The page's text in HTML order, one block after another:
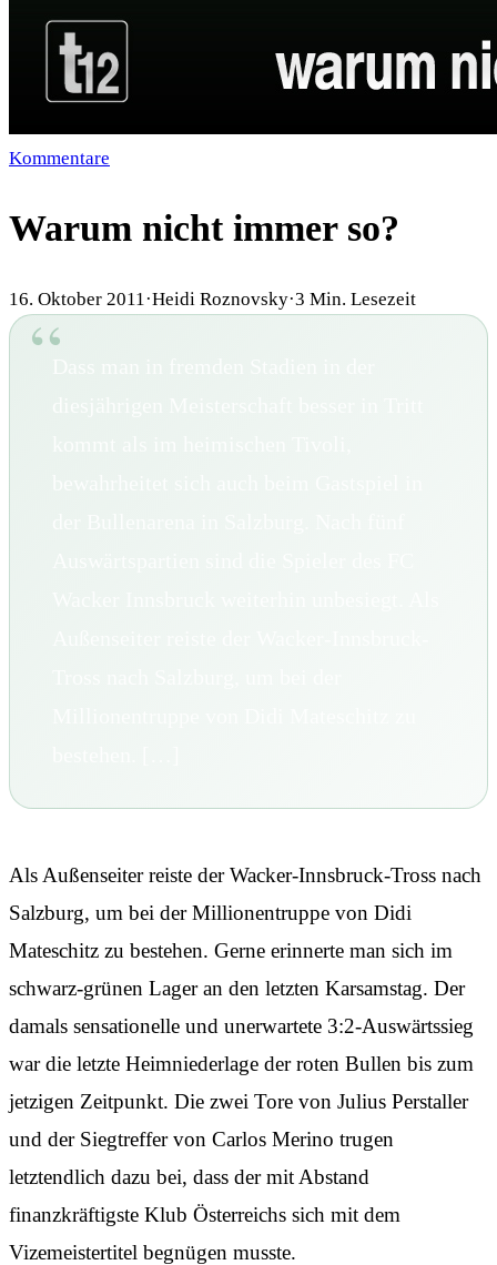
Kommentare
Warum nicht immer so?
16. Oktober 2011 ·Heidi Roznovsky·3 Min. Lesezeit
Als Außenseiter reiste der Wacker-Innsbruck-Tross nach
Salzburg, um bei der Millionentruppe von Didi
Mateschitz zu bestehen. Gerne erinnerte man sich im
schwarz-grünen Lager an den letzten Karsamstag. Der
damals sensationelle und unerwartete 3:2-Auswärtssieg
war die letzte Heimniederlage der roten Bullen bis zum
jetzigen Zeitpunkt. Die zwei Tore von Julius Perstaller
und der Siegtreffer von Carlos Merino trugen
letztendlich dazu bei, dass der mit Abstand
finanzkräftigste Klub Österreichs sich mit dem
Vizemeistertitel begnügen musste.